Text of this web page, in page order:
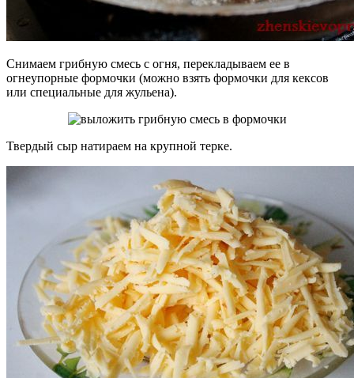
Снимаем грибную смесь с огня, перекладываем ее в
огнеупорные формочки (можно взять формочки для кексов
или специальные для жульена).
Твердый сыр натираем на крупной терке.